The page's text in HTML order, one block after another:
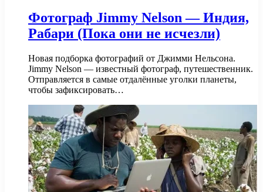
Фотограф Jimmy Nelson — Индия,
Рабари (Пока они не исчезли)
Новая подборка фотографий от Джимми Нельсона.
Jimmy Nelson — известный фотограф, путешественник.
Отправляется в самые отдалённые уголки планеты,
чтобы зафиксировать…